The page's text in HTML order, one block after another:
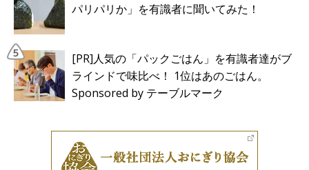
パリパリか」を有識者に聞いてみた！
[PR]人気の「パックごはん」を有識者達がブ
ラインドで味比べ！ 1位はあのごはん。
Sponsored by テーブルマーク